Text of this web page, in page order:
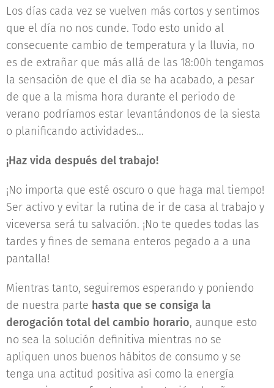
Los días cada vez se vuelven más cortos y sentimos
que el día no nos cunde. Todo esto unido al
consecuente cambio de temperatura y la lluvia, no
es de extrañar que más allá de las 18:00h tengamos
la sensación de que el día se ha acabado, a pesar
de que a la misma hora durante el periodo de
verano podríamos estar levantándonos de la siesta
o planificando actividades...
¡Haz vida después del trabajo!
¡No importa que esté oscuro o que haga mal tiempo!
Ser activo y evitar la rutina de ir de casa al trabajo y
viceversa será tu salvación. ¡No te quedes todas las
tardes y fines de semana enteros pegado a a una
pantalla!
Mientras tanto, seguiremos esperando y poniendo
de nuestra parte hasta que se consiga la
derogación total del cambio horario, aunque esto
no sea la solución definitiva mientras no se
apliquen unos buenos hábitos de consumo y se
tenga una actitud positiva así como la energía